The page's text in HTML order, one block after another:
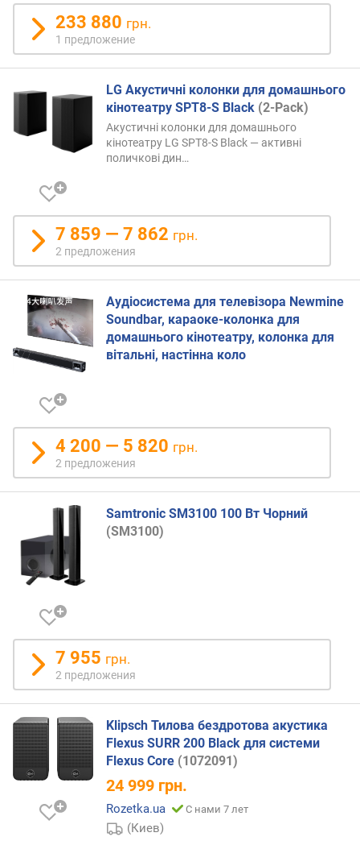
с
о
д
в
ы
х
к
д
о
р
о
г
и
м
о
о
х
к
д
е
в
ы
м
п
о
о
т
в
233 880 грн.
1 предложение
LG Акустичні колонки для домашнього
кінотеатру SPT8-S Black (2-Pack)
Акустичні колонки для домашнього
кінотеатру LG SPT8-S Black — активні
поличкові дин…
7 859 — 7 862 грн.
2 предложения
Аудіосистема для телевізора Newmine
Soundbar, караоке-колонка для
домашнього кінотеатру, колонка для
вітальні, настінна коло
4 200 — 5 820 грн.
2 предложения
Samtronic SM3100 100 Вт Чорний
(SM3100)
7 955 грн.
2 предложения
Klipsch Тилова бездротова акустика
Flexus SURR 200 Black для системи
Flexus Core (1072091)
24 999 грн.
Rozetka.ua С нами 7 лет
(Киев)